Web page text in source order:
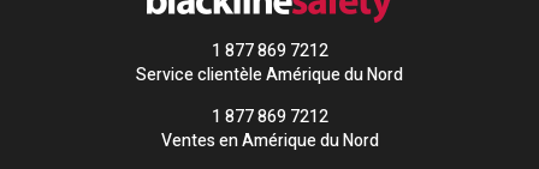
1 877 869 7212
Service clientèle Amérique du Nord
1 877 869 7212
Ventes en Amérique du Nord